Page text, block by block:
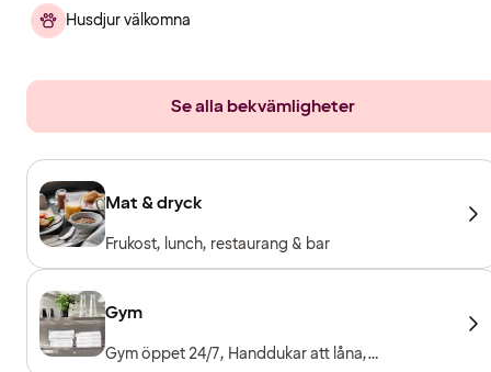
Husdjur välkomna
Se alla bekvämligheter
Mat & dryck
Frukost, lunch, restaurang & bar
Gym
Gym öppet 24/7, Handdukar att låna,